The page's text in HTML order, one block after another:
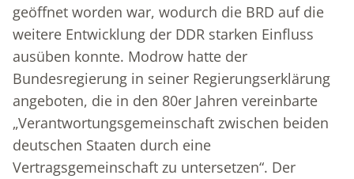
geöffnet worden war, wodurch die BRD auf die
weitere Entwicklung der DDR starken Einfluss
ausüben konnte. Modrow hatte der
Bundesregierung in seiner Regierungserklärung
angeboten, die in den 80er Jahren vereinbarte
„Verantwortungsgemeinschaft zwischen beiden
deutschen Staaten durch eine
Vertragsgemeinschaft zu untersetzen“. Der